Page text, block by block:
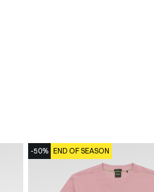
-50% END OF SEASON